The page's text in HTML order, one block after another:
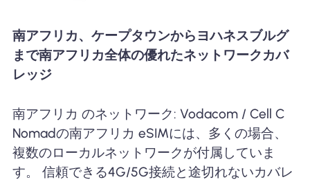
南アフリカ、ケープタウンからヨハネスブルグ
まで南アフリカ全体の優れたネットワークカバ
レッジ
南アフリカ のネットワーク: Vodacom / Cell C
Nomadの南アフリカ eSIMには、多くの場合、
複数のローカルネットワークが付属していま
す。 信頼できる4G/5G接続と途切れないカバレ